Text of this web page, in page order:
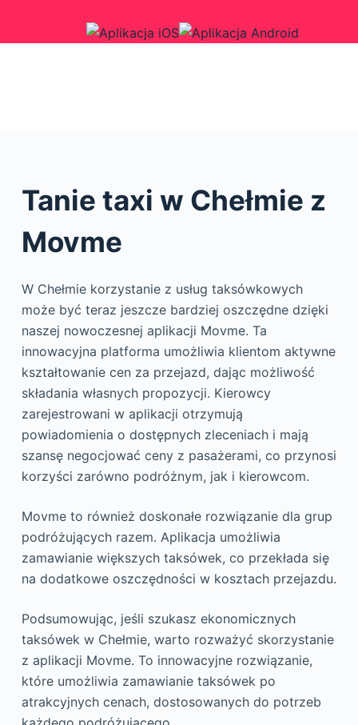
Tanie taxi w Chełmie z
Movme
W Chełmie korzystanie z usług taksówkowych
może być teraz jeszcze bardziej oszczędne dzięki
naszej nowoczesnej aplikacji Movme. Ta
innowacyjna platforma umożliwia klientom aktywne
kształtowanie cen za przejazd, dając możliwość
składania własnych propozycji. Kierowcy
zarejestrowani w aplikacji otrzymują
powiadomienia o dostępnych zleceniach i mają
szansę negocjować ceny z pasażerami, co przynosi
korzyści zarówno podróżnym, jak i kierowcom.
Movme to również doskonałe rozwiązanie dla grup
podróżujących razem. Aplikacja umożliwia
zamawianie większych taksówek, co przekłada się
na dodatkowe oszczędności w kosztach przejazdu.
Podsumowując, jeśli szukasz ekonomicznych
taksówek w Chełmie, warto rozważyć skorzystanie
z aplikacji Movme. To innowacyjne rozwiązanie,
które umożliwia zamawianie taksówek po
atrakcyjnych cenach, dostosowanych do potrzeb